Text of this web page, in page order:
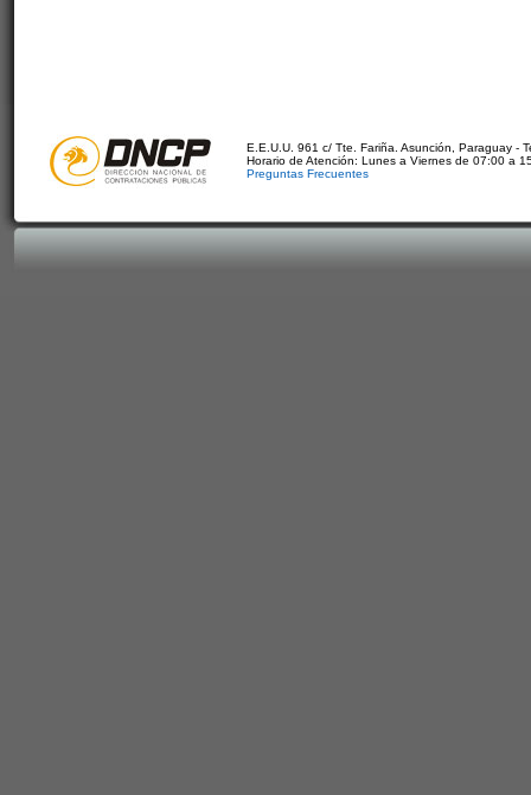
E.E.U.U. 961 c/ Tte. Fariña. Asunción, Paraguay -
Horario de Atención: Lunes a Viernes de 07:00 a
Preguntas Frecuentes